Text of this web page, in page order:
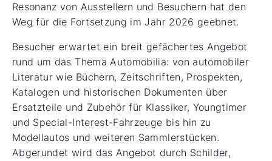
Resonanz von Ausstellern und Besuchern hat den
Weg für die Fortsetzung im Jahr 2026 geebnet.
Besucher erwartet ein breit gefächertes Angebot
rund um das Thema Automobilia: von automobiler
Literatur wie Büchern, Zeitschriften, Prospekten,
Katalogen und historischen Dokumenten über
Ersatzteile und Zubehör für Klassiker, Youngtimer
und Special-Interest-Fahrzeuge bis hin zu
Modellautos und weiteren Sammlerstücken.
Abgerundet wird das Angebot durch Schilder,